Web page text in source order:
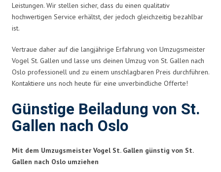
Leistungen. Wir stellen sicher, dass du einen qualitativ
hochwertigen Service erhältst, der jedoch gleichzeitig bezahlbar
ist.
Vertraue daher auf die langjährige Erfahrung von Umzugsmeister
Vogel St. Gallen und lasse uns deinen Umzug von St. Gallen nach
Oslo professionell und zu einem unschlagbaren Preis durchführen.
Kontaktiere uns noch heute für eine unverbindliche Offerte!
Günstige Beiladung von St.
Gallen nach Oslo
Mit dem Umzugsmeister Vogel St. Gallen günstig von St.
Gallen nach Oslo umziehen